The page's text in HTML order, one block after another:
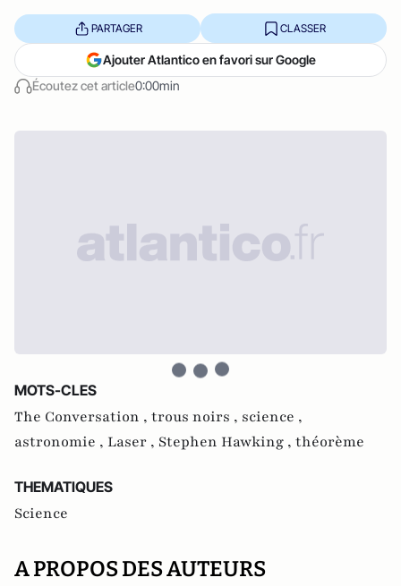
Écoutez cet article0:00min
PARTAGER CLASSER
Ajouter Atlantico en favori sur Google
MOTS-CLES
The Conversation , trous noirs , science ,
astronomie , Laser , Stephen Hawking , théorème
THEMATIQUES
Science
A PROPOS DES AUTEURS